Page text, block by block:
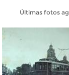
Últimas fotos